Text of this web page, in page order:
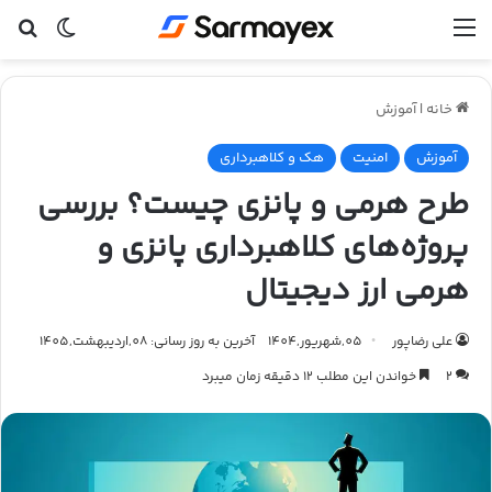
خانه | آموزش
آموزش امنیت هک و کلاهبرداری
طرح هرمی و پانزی چیست؟ بررسی
پروژه‌های کلاهبرداری پانزی و
هرمی ارز دیجیتال
علی رضاپور 05,شهریور,1404
آخرین به روز رسانی: 08,اردیبهشت,1405
2
خواندن این مطلب 12 دقیقه زمان میبرد